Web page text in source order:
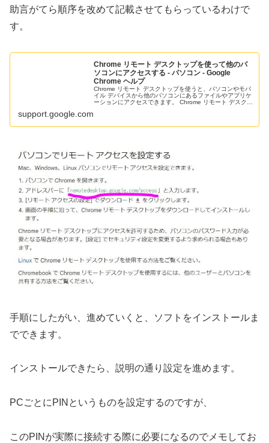
助言がてら順序を改めて記載させてもらっているわけで
す。
Chrome リモート デスクトップを使って他のパ
ソコンにアクセスする - パソコン - Google
Chrome ヘルプ
Chrome リモート デスクトップを使うと、パソコンやモバ
イル デバイスから他のパソコンにあるファイルやアプリケ
ーションにアクセスできます。 Chrome リモート デスクト
support.google.com
手順にしたがい、進めていくと、ソフトをインストールま
でできます。
インストールできたら、説明の通り設定を進めます。
PCごとにPINというものを設定するのですが、
このPINが実際に接続する際に必要になるのでメモしてお